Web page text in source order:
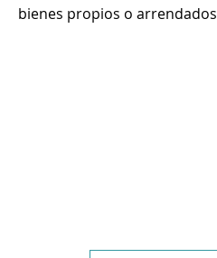
bienes propios o arrendados